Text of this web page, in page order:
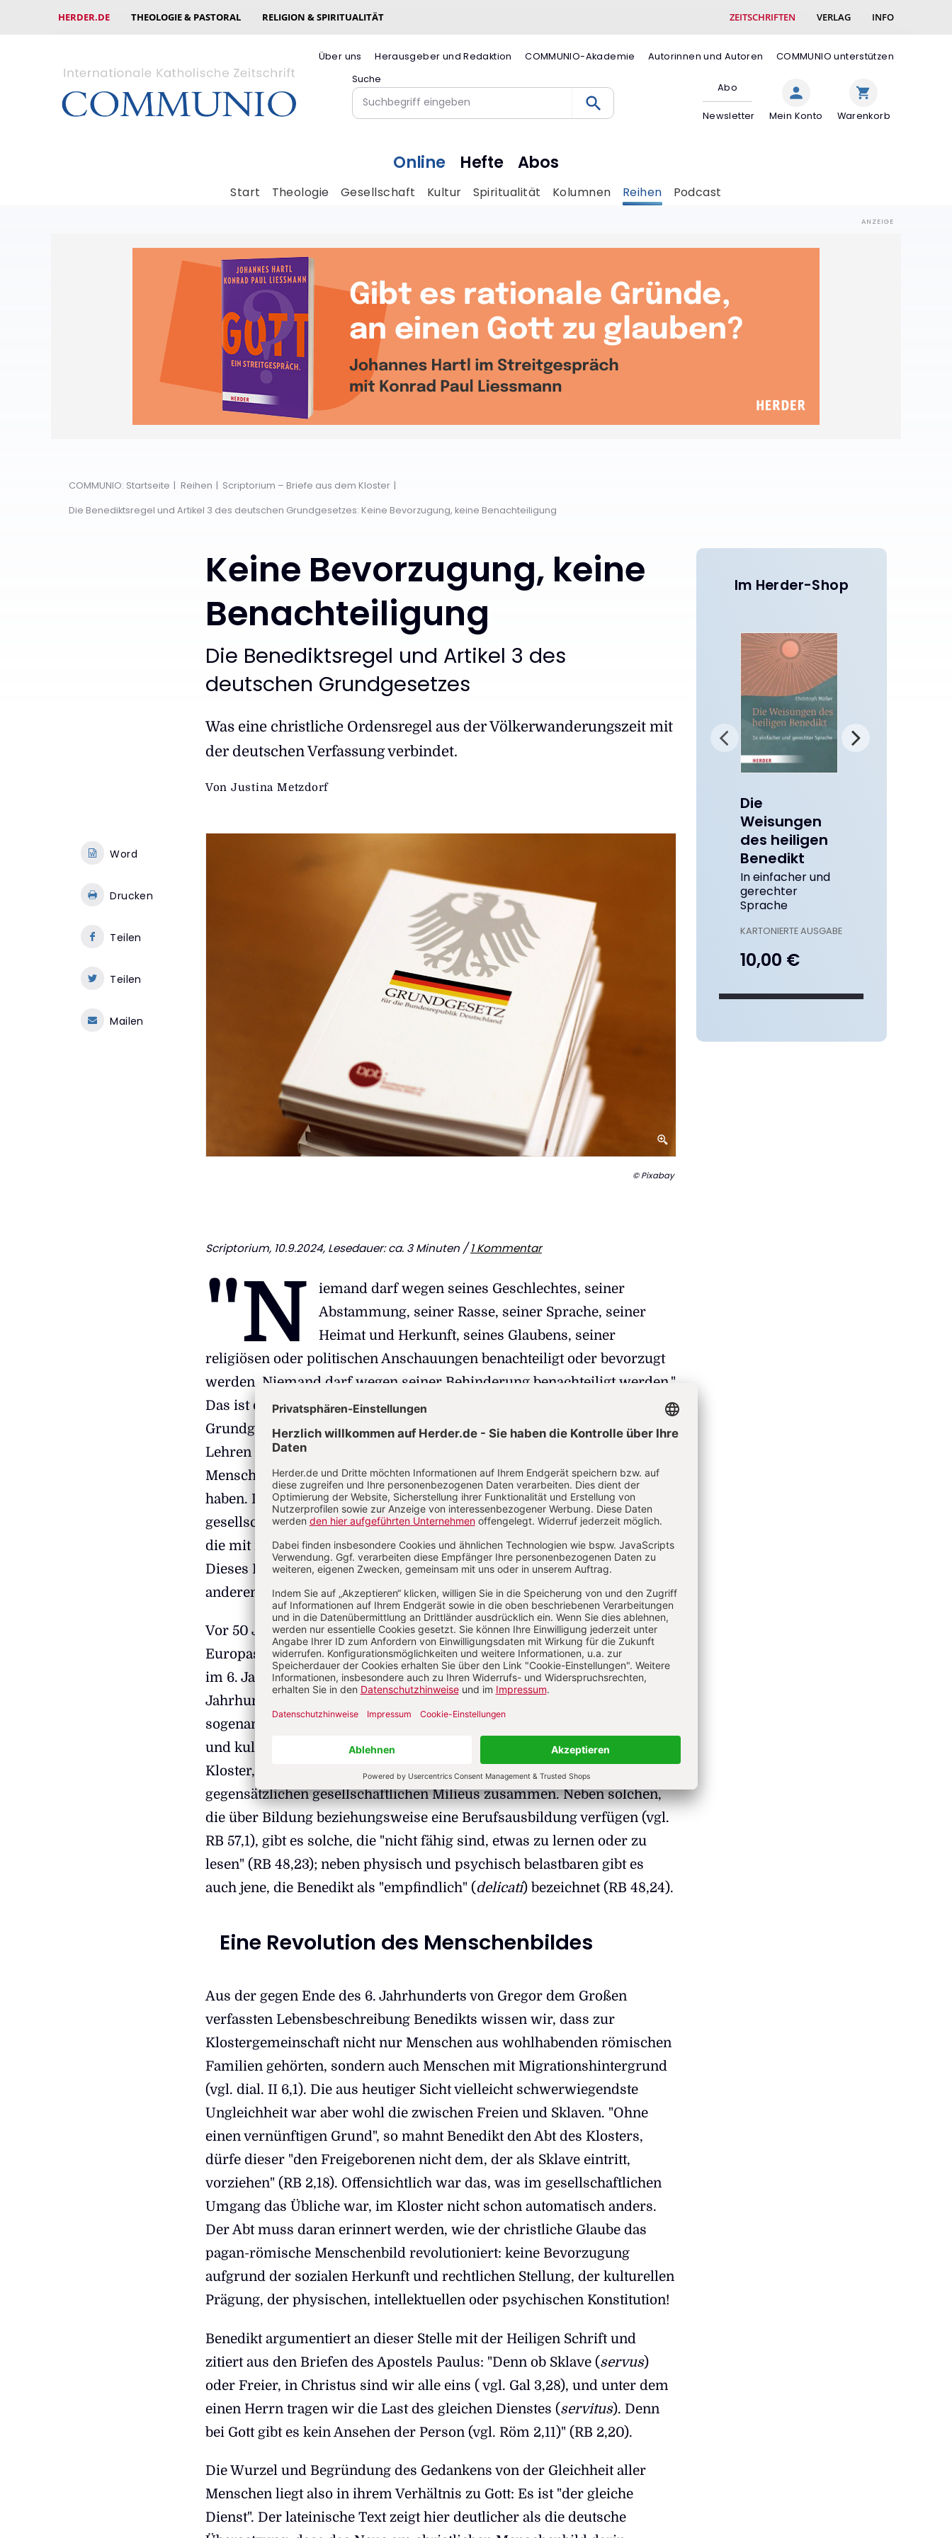
HERDER.DE THEOLOGIE & PASTORAL RELIGION & SPIRITUALITÄT ZEITSCHRIFTEN VERLAG INFO
Über uns Herausgeber und Redaktion COMMUNIO-Akademie Autorinnen und Autoren
COMMUNIO unterstützen
Suche
Abo
Newsletter Mein Konto Warenkorb
Online Hefte Abos
Start Theologie Gesellschaft Kultur Spiritualität Kolumnen Reihen Podcast
COMMUNIO: Startseite Reihen Scriptorium – Briefe aus dem Kloster
Die Benediktsregel und Artikel 3 des deutschen Grundgesetzes: Keine Bevorzugung, keine Benachteiligung
Keine Bevorzugung, keine
Benachteiligung
:
Die Benediktsregel und Artikel 3 des
deutschen Grundgesetzes
Was eine christliche Ordensregel aus der Völkerwanderungszeit mit
der deutschen Verfassung verbindet.
Von Justina Metzdorf
© Pixabay
Scriptorium, 10.9.2024, Lesedauer: ca. 3 Minuten /1 Kommentar
"N
iemand darf wegen seines Geschlechtes, seiner
Abstammung, seiner Rasse, seiner Sprache, seiner
Heimat und Herkunft, seines Glaubens, seiner
religiösen oder politischen Anschauungen benachteiligt oder bevorzugt
werden. Niemand darf wegen seiner Behinderung benachteiligt werden."
Das ist der Wortlaut des Artikels 3 Absatz 3 des deutschen
Grundgesetzes. Diese Errungenschaft verdanken wir nicht zuletzt den
Lehren aus einer leidvollen Geschichte, die davon geprägt war, dass
Menschen in Deutschland unsagbar schwere Schuld auf sich geladen
haben. Doch jetzt, gerade drei Generationen später, gewinnen
gesellschaftliche Kräfte und politische Strömungen sichtbar an Stärke,
die mit ihren Ansichten das, was Artikel 3 besagt, massiv anfechten.
Dieses Phänomen lässt sich nicht nur in Deutschland, sondern in vielen
anderen europäischen Ländern beobachten.
Vor 50 Jahren, 1964, erhob Papst Paul VI. den hl. Benedikt zum Patron
Europas. Was hat Benedikt mit Artikel 3 des Grundgesetzes zu tun? Als
im 6. Jahrhundert die Benediktsregel entstand, war schon seit zwei
Jahrhunderten eine große Migrationsbewegung im Gange, die
sogenannte Völkerwanderung. Sie brachte enorme politische, soziale
und kulturelle Umbrüche, Abbrüche und Zerwürfnisse mit sich. Im
Kloster, so bezeugt es die Benediktsregel, kommen Menschen aus völlig
gegensätzlichen gesellschaftlichen Milieus zusammen. Neben solchen,
die über Bildung beziehungsweise eine Berufsausbildung verfügen (vgl.
RB 57,1), gibt es solche, die "nicht fähig sind, etwas zu lernen oder zu
lesen" (RB 48,23); neben physisch und psychisch belastbaren gibt es
auch jene, die Benedikt als "empfindlich" (delicati) bezeichnet (RB 48,24).
Eine Revolution des Menschenbildes
Aus der gegen Ende des 6. Jahrhunderts von Gregor dem Großen
verfassten Lebensbeschreibung Benedikts wissen wir, dass zur
Klostergemeinschaft nicht nur Menschen aus wohlhabenden römischen
Familien gehörten, sondern auch Menschen mit Migrationshintergrund
(vgl. dial. II 6,1). Die aus heutiger Sicht vielleicht schwerwiegendste
Ungleichheit war aber wohl die zwischen Freien und Sklaven. "Ohne
einen vernünftigen Grund", so mahnt Benedikt den Abt des Klosters,
dürfe dieser "den Freigeborenen nicht dem, der als Sklave eintritt,
vorziehen" (RB 2,18). Offensichtlich war das, was im gesellschaftlichen
Umgang das Übliche war, im Kloster nicht schon automatisch anders.
Der Abt muss daran erinnert werden, wie der christliche Glaube das
pagan-römische Menschenbild revolutioniert: keine Bevorzugung
aufgrund der sozialen Herkunft und rechtlichen Stellung, der kulturellen
Prägung, der physischen, intellektuellen oder psychischen Konstitution!
Benedikt argumentiert an dieser Stelle mit der Heiligen Schrift und
zitiert aus den Briefen des Apostels Paulus: "Denn ob Sklave (servus)
oder Freier, in Christus sind wir alle eins ( vgl. Gal 3,28), und unter dem
einen Herrn tragen wir die Last des gleichen Dienstes (servitus). Denn
bei Gott gibt es kein Ansehen der Person (vgl. Röm 2,11)" (RB 2,20).
Die Wurzel und Begründung des Gedankens von der Gleichheit aller
Menschen liegt also in ihrem Verhältnis zu Gott: Es ist "der gleiche
Dienst". Der lateinische Text zeigt hier deutlicher als die deutsche
Word
Drucken
Teilen
Teilen
Mailen
Im Herder-Shop
Die
Weisungen
des heiligen
Benedikt
-
In einfacher und
gerechter
Sprache
KARTONIERTE AUSGABE
10,00 €
Zurück